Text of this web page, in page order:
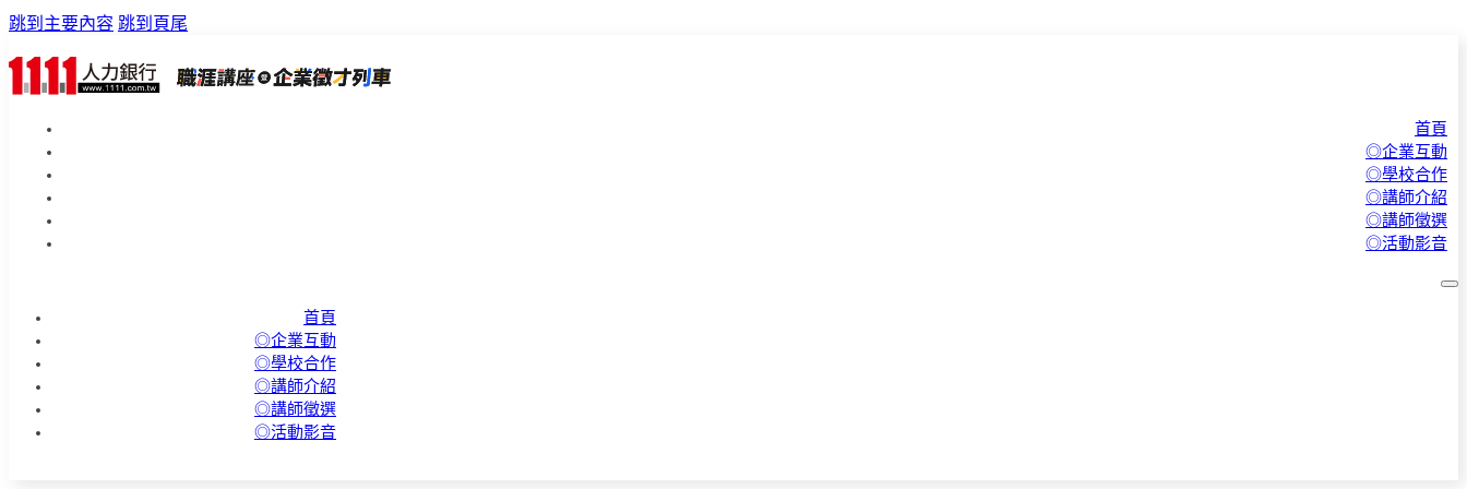
跳到主要內容 跳到頁尾
首頁
◎企業互動
◎學校合作
◎講師介紹
◎講師徵選
◎活動影音
首頁
◎企業互動
◎學校合作
◎講師介紹
◎講師徵選
◎活動影音